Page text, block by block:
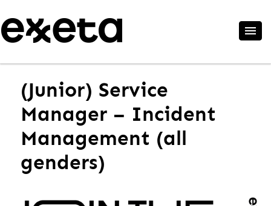
(Junior) Service
Manager – Incident
Management (all
genders)